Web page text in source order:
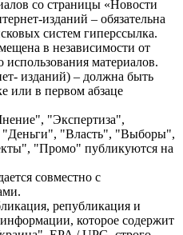
со страницы «Новости
изданий – обязательна
систем гиперссылка.
в независимости от
использования материалов.
изданий) – должна быть
или в первом абзаце
"Экспертиза",
"Деньги", "Власть", "Выборы",
"Промо" публикуются на
совместно с
републикация и
которое содержит